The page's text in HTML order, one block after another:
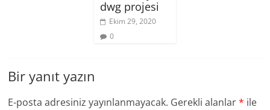
dwg projesi
Ekim 29, 2020
0
Bir yanıt yazın
E-posta adresiniz yayınlanmayacak. Gerekli alanlar* ile